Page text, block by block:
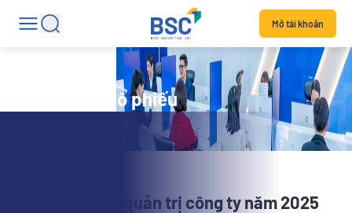
Mở tài khoản
Tin tức mã cổ phiếu
BMS: Báo cáo quản trị công ty năm 2025